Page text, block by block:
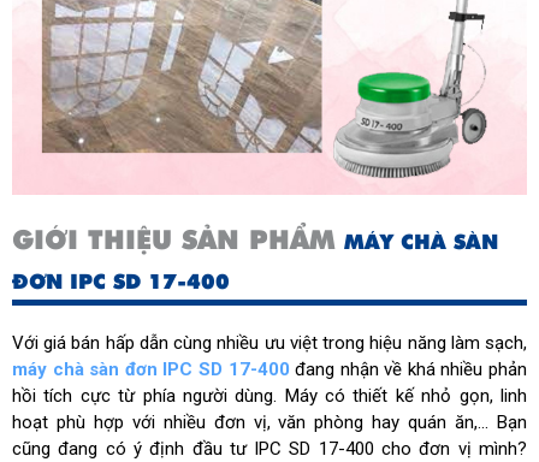
GIỚI THIỆU SẢN PHẨM MÁY CHÀ SÀN
ĐƠN IPC SD 17-400
Với giá bán hấp dẫn cùng nhiều ưu việt trong hiệu năng làm sạch,
máy chà sàn đơn IPC SD 17-400 đang nhận về khá nhiều phản
hồi tích cực từ phía người dùng. Máy có thiết kế nhỏ gọn, linh
hoạt phù hợp với nhiều đơn vị, văn phòng hay quán ăn,... Bạn
cũng đang có ý định đầu tư IPC SD 17-400 cho đơn vị mình?